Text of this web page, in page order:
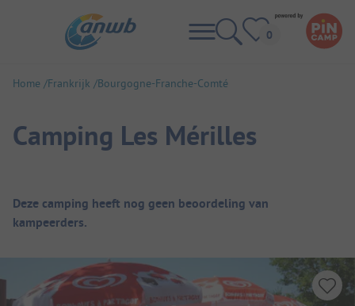
Home Frankrijk Bourgogne-Franche-Comté
Camping Les Mérilles
Camping overzicht
Deze camping heeft nog geen beoordeling van
kampeerders.